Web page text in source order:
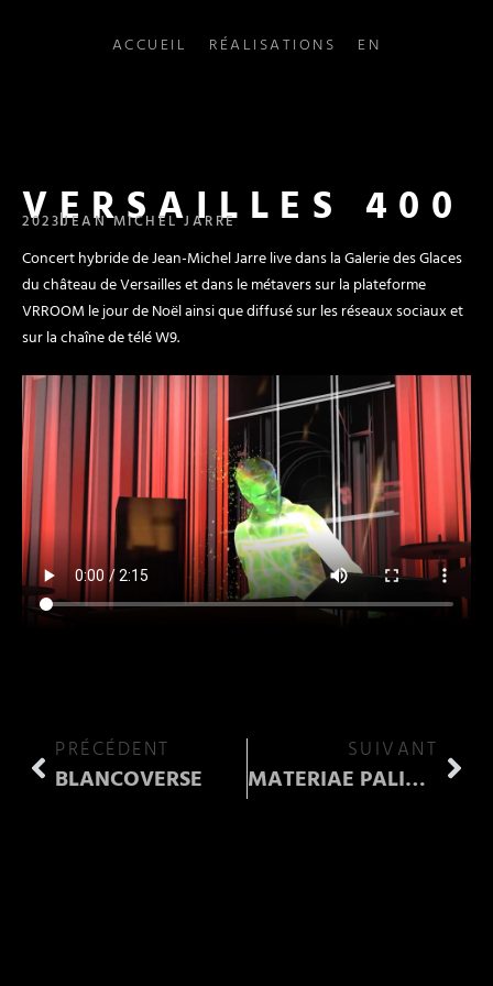
ACCUEIL RÉALISATIONS EN
VERSAILLES 400
2023JEAN MICHEL JARRE
Concert hybride de Jean-Michel Jarre live dans la Galerie des Glaces
du château de Versailles et dans le métavers sur la plateforme
VRROOM le jour de Noël ainsi que diffusé sur les réseaux sociaux et
sur la chaîne de télé W9.
PRÉCÉDENT
BLANCOVERSE
SUIVANT
MATERIAE PALIMPSEST